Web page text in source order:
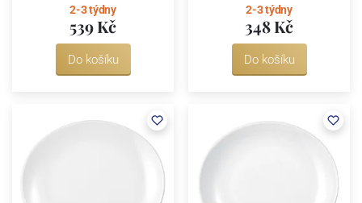
2-3 týdny
539 Kč
Do košíku
2-3 týdny
348 Kč
Do košíku